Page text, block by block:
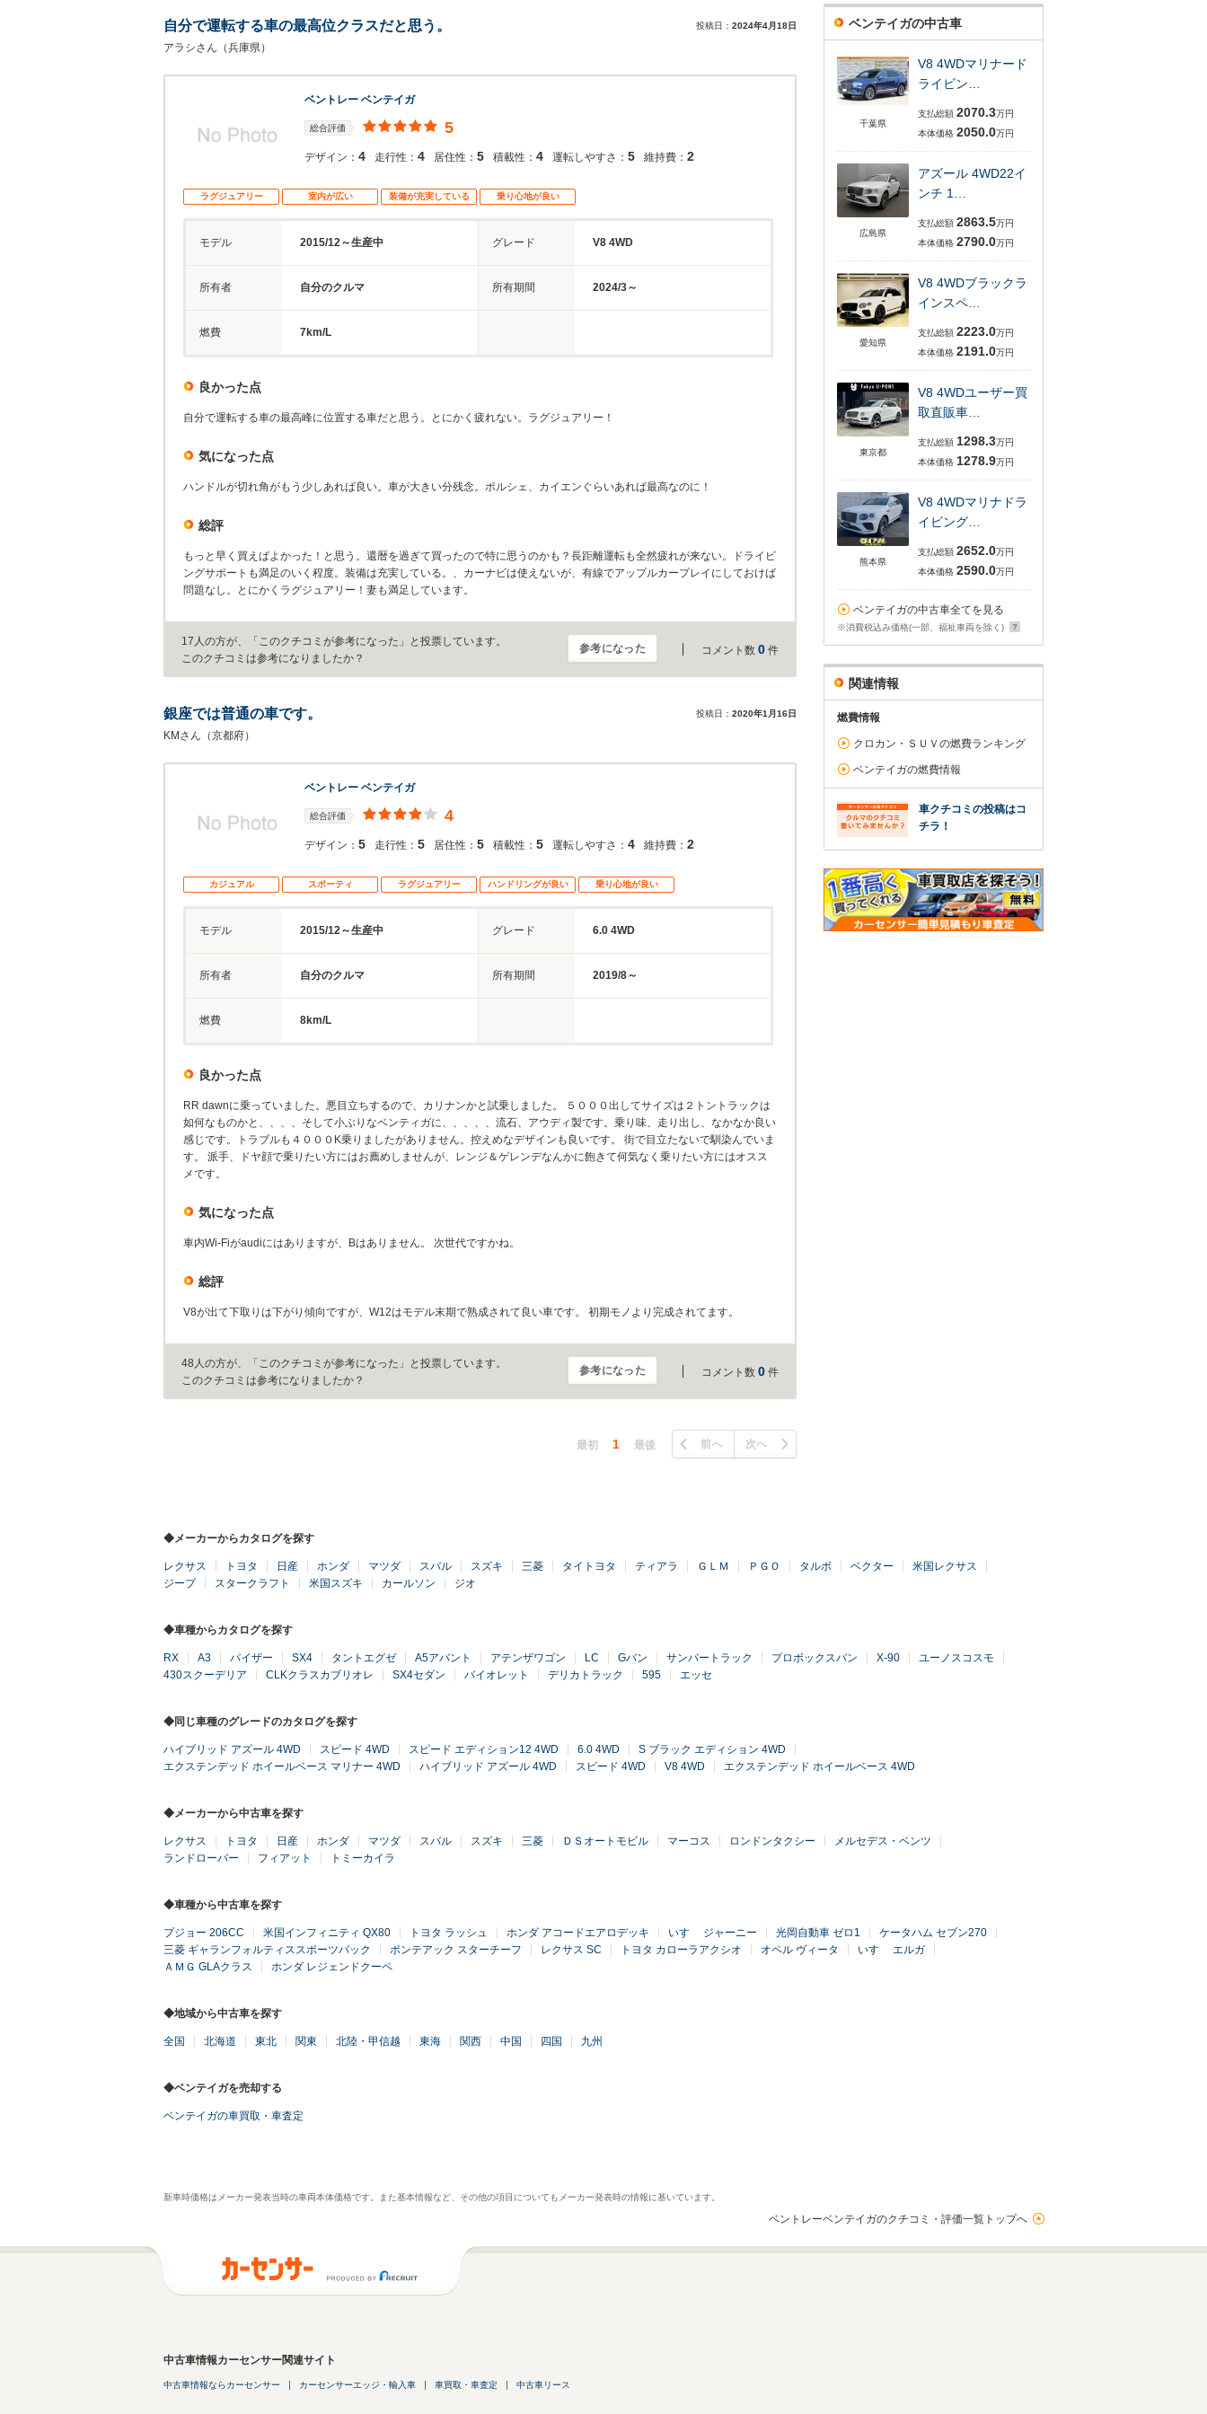
自分で運転する車の最高位クラスだと思う。 投稿日： 2024年4月18日
アラシさん（兵庫県）
ベントレー ベンテイガ
総合評価 5
デザイン： 4 走行性： 4 居住性： 5 積載性： 4 運転しやすさ： 5 維持費： 2
ラグジュアリー 室内が広い 装備が充実している 乗り心地が良い
モデル 2015/12～生産中 グレード V8 4WD
所有者 自分のクルマ 所有期間 2024/3～
燃費 7km/L
良かった点
自分で運転する車の最高峰に位置する車だと思う。とにかく疲れない。ラグジュアリー！
気になった点
ハンドルが切れ角がもう少しあれば良い。車が大きい分残念。ポルシェ、カイエンぐらいあれば最高なのに！
総評
もっと早く買えばよかった！と思う。還暦を過ぎて買ったので特に思うのかも？長距離運転も全然疲れが来ない。ドライビ
ングサポートも満足のいく程度。装備は充実している。、カーナビは使えないが、有線でアップルカープレイにしておけば
問題なし。とにかくラグジュアリー！妻も満足しています。
17人の方が、「このクチコミが参考になった」と投票しています。
このクチコミは参考になりましたか？
参考になった コメント数 0 件
銀座では普通の車です。 投稿日： 2020年1月16日
KMさん（京都府）
ベントレー ベンテイガ
総合評価 4
デザイン： 5 走行性： 5 居住性： 5 積載性： 5 運転しやすさ： 4 維持費： 2
カジュアル スポーティ ラグジュアリー ハンドリングが良い 乗り心地が良い
モデル 2015/12～生産中 グレード 6.0 4WD
所有者 自分のクルマ 所有期間 2019/8～
燃費 8km/L
良かった点
RR dawnに乗っていました。悪目立ちするので、カリナンかと試乗しました。 ５０００出してサイズは２トントラックは
如何なものかと、、、、そして小ぶりなベンティガに、、、、、流石、アウディ製です。乗り味、走り出し、なかなか良い
感じです。トラブルも４０００K乗りましたがありません。控えめなデザインも良いです。 街で目立たないで馴染んでいま
す。 派手、ドヤ顔で乗りたい方にはお薦めしませんが、レンジ＆ゲレンデなんかに飽きて何気なく乗りたい方にはオスス
メです。
気になった点
車内Wi-Fiがaudiにはありますが、Bはありません。 次世代ですかね。
総評
V8が出て下取りは下がり傾向ですが、W12はモデル末期で熟成されて良い車です。 初期モノより完成されてます。
48人の方が、「このクチコミが参考になった」と投票しています。
このクチコミは参考になりましたか？
参考になった コメント数 0 件
最初 1 最後 前へ 次へ
ベンテイガの中古車
千葉県
V8 4WDマリナード
ライビン…
支払総額 2070.3万円
本体価格 2050.0万円
広島県
アズール 4WD22イ
ンチ 1…
支払総額 2863.5万円
本体価格 2790.0万円
愛知県
V8 4WDブラックラ
インスペ…
支払総額 2223.0万円
本体価格 2191.0万円
東京都
V8 4WDユーザー買
取直販車…
支払総額 1298.3万円
本体価格 1278.9万円
熊本県
V8 4WDマリナドラ
イビング…
支払総額 2652.0万円
本体価格 2590.0万円
ベンテイガの中古車全てを見る
※消費税込み価格(一部、福祉車両を除く)
関連情報
燃費情報
クロカン・ＳＵＶの燃費ランキング
ベンテイガの燃費情報
車クチコミの投稿はコ
チラ！
◆メーカーからカタログを探す
レクサス トヨタ 日産 ホンダ マツダ スバル スズキ 三菱 タイトヨタ ティアラ ＧＬＭ ＰＧＯ タルボ ベクター
米国レクサス
ジープ
スタークラフト 米国スズキ カールソン ジオ
◆車種からカタログを探す
RX A3 パイザー SX4 タントエグゼ A5アバント アテンザワゴン LC Gバン サンバートラック プロボックスバン X-90
ユーノスコスモ
430スクーデリア
CLKクラスカブリオレ SX4セダン バイオレット デリカトラック 595 エッセ
◆同じ車種のグレードのカタログを探す
ハイブリッド アズール 4WD スピード 4WD スピード エディション12 4WD 6.0 4WD
S ブラック エディション 4WD
エクステンデッド ホイールベース マリナー 4WD
ハイブリッド アズール 4WD スピード 4WD V8 4WD エクステンデッド ホイールベース 4WD
◆メーカーから中古車を探す
レクサス トヨタ 日産 ホンダ マツダ スバル スズキ 三菱 ＤＳオートモビル マーコス ロンドンタクシー
メルセデス・ベンツ
ランドローバー
フィアット トミーカイラ
◆車種から中古車を探す
プジョー 206CC 米国インフィニティ QX80 トヨタ ラッシュ ホンダ アコードエアロデッキ いすゞ ジャーニー 光岡自動車 ゼロ1
ケータハム セブン270
三菱 ギャランフォルティススポーツバック
ポンテアック スターチーフ レクサス SC トヨタ カローラアクシオ オペル ヴィータ
いすゞ エルガ
ＡＭＧ GLAクラス
ホンダ レジェンドクーペ
◆地域から中古車を探す
全国 北海道 東北 関東 北陸・甲信越 東海 関西 中国 四国 九州
◆ベンテイガを売却する
ベンテイガの車買取・車査定
新車時価格はメーカー発表当時の車両本体価格です。また基本情報など、その他の項目についてもメーカー発表時の情報に基いています。
ベントレーベンテイガのクチコミ・評価一覧トップへ
中古車情報カーセンサー関連サイト
中古車情報ならカーセンサー カーセンサーエッジ・輸入車 車買取・車査定 中古車リース